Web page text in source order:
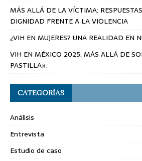
MÁS ALLÁ DE LA VÍCTIMA:
DIGNIDAD FRENTE A LA VIOLENCIA
¿VIH EN MUJERES? UNA REALIDAD EN
VIH EN MÉXICO 2025: MÁS ALLÁ DE
PASTILLA».
CATEGORÍAS
Análisis
Entrevista
Estudio de caso